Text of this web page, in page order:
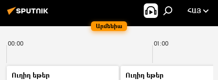
Արմենիա
ՀԱՅ
00:00 01:00
Ուղիղ եթեր
Ուղիղ եթեր